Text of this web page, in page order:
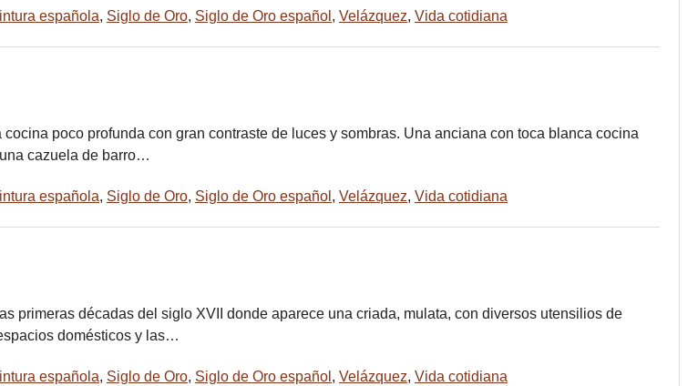
española, Siglo de Oro, Siglo de Oro español , Velázquez, Vida cotidiana
poco profunda con gran contraste de luces y sombras. Una anciana con toca blanca cocina
cazuela de barro…
española, Siglo de Oro, Siglo de Oro español , Velázquez, Vida cotidiana
primeras décadas del siglo XVII donde aparece una criada, mulata, con diversos utensilios de
domésticos y las…
española, Siglo de Oro, Siglo de Oro español , Velázquez, Vida cotidiana